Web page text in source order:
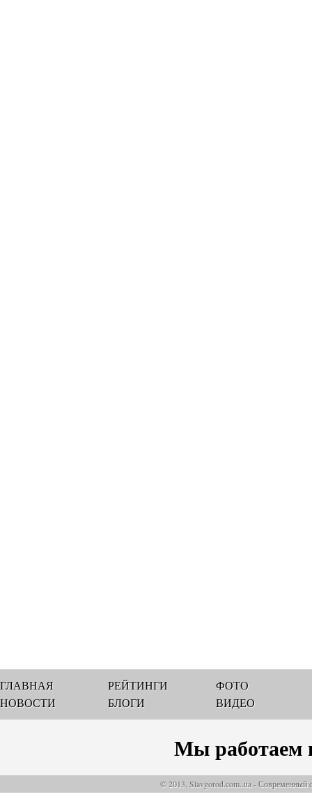
ГЛАВНАЯ
НОВОСТИ
РЕЙТИНГИ
БЛОГИ
ФОТО
ВИДЕО
Мы работаем
© 2013, Slavgorod.com..ua - Современный